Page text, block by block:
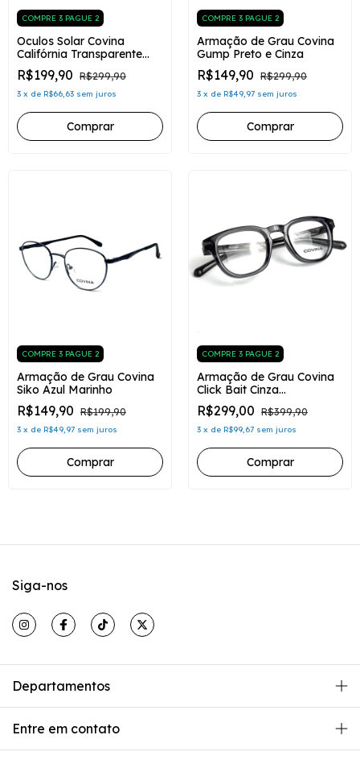
COMPRE 3 PAGUE 2
Oculos Solar Covina
Califórnia Transparente
Fosco Polarizado
R$199,90 R$299,90
3 x de R$66,63 sem juros
COMPRE 3 PAGUE 2
Armação de Grau Covina
Gump Preto e Cinza
R$149,90 R$299,90
3 x de R$49,97 sem juros
COMPRE 3 PAGUE 2
Armação de Grau Covina
Siko Azul Marinho
R$149,90 R$199,90
3 x de R$49,97 sem juros
COMPRE 3 PAGUE 2
Armação de Grau Covina
Click Bait Cinza
Transparente
R$299,00 R$399,90
3 x de R$99,67 sem juros
Siga-nos
Departamentos
Entre em contato